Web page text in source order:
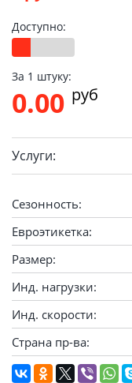
Доступно:
За 1 штуку:
0.00 pуб
Услуги:
Сезонность:
Евроэтикетка:
Размер:
Инд. нагрузки:
Инд. скорости:
Страна пр-ва: